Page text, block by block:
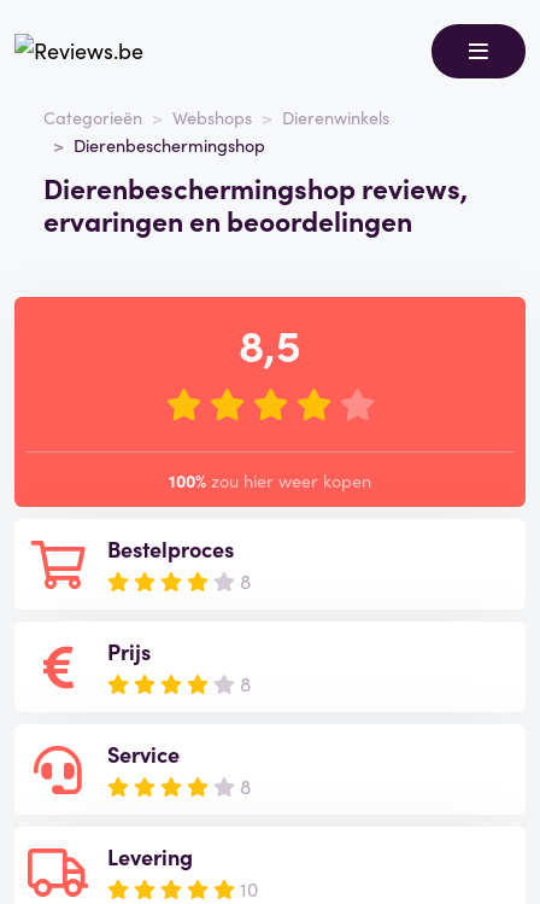
Categorieën Webshops
Dierenwinkels
Dierenbeschermingshop
Dierenbeschermingshop reviews,
ervaringen en beoordelingen
Bestelproces
8
Prijs
8
Service
8
Levering
10
8,5
100% zou hier weer kopen